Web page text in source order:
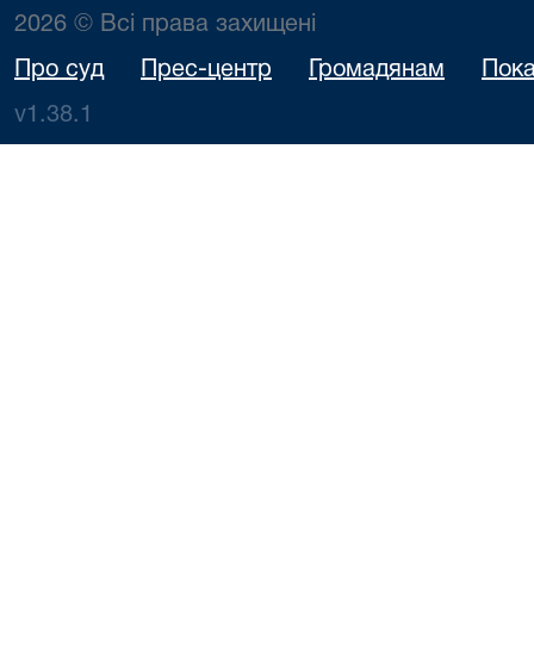
2026 © Всі права захищені
Про суд Прес-центр Громадянам
v1.38.1